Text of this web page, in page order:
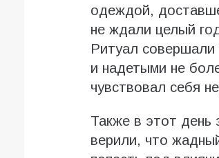
одеждой,
не ждали целый
Ритуал совершали
и надетыми не
чувствовал себя
Также в этот день
верили, что